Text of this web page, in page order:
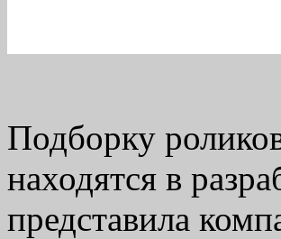
Подборку
находятся в
представила